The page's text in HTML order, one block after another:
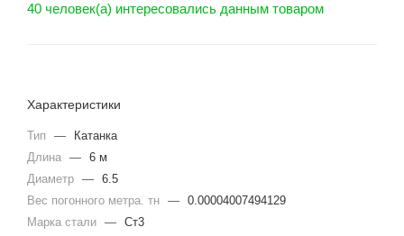
40 человек(а) интересовались данным товаром
Характеристики
Тип —
Катанка
Длина — 6 м
Диаметр — 6.5
Вес погонного метра. тн — 0.00004007494129
Марка стали — Ст3